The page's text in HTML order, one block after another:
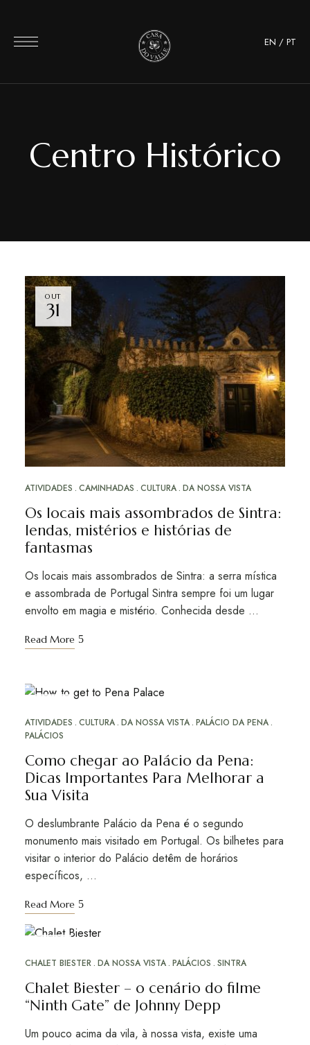
EN / PT
Centro Histórico
OUT
31
ATIVIDADES CAMINHADAS CULTURA DA NOSSA VISTA
Os locais mais assombrados de Sintra:
lendas, mistérios e histórias de
fantasmas
Os locais mais assombrados de Sintra: a serra mística
e assombrada de Portugal Sintra sempre foi um lugar
envolto em magia e mistério. Conhecida desde …
Read More
30
ATIVIDADES CULTURA DA NOSSA VISTA PALÁCIO DA PENA
PALÁCIOS
Como chegar ao Palácio da Pena:
Dicas Importantes Para Melhorar a
Sua Visita
O deslumbrante Palácio da Pena é o segundo
monumento mais visitado em Portugal. Os bilhetes para
visitar o interior do Palácio detêm de horários
específicos, …
Read More
27
CHALET BIESTER DA NOSSA VISTA PALÁCIOS SINTRA
Chalet Biester – o cenário do filme
“Ninth Gate” de Johnny Depp
Um pouco acima da vila, à nossa vista, existe uma